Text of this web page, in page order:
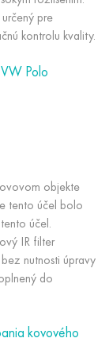
pre
kontrolu kvality.
Polo
objekte
tento účel bolo
účel.
IR filter
nutnosti úpravy
do
kovového